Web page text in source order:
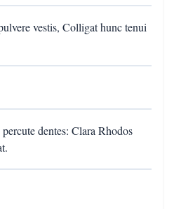
vestis, Colligat hunc tenui
dentes: Clara Rhodos